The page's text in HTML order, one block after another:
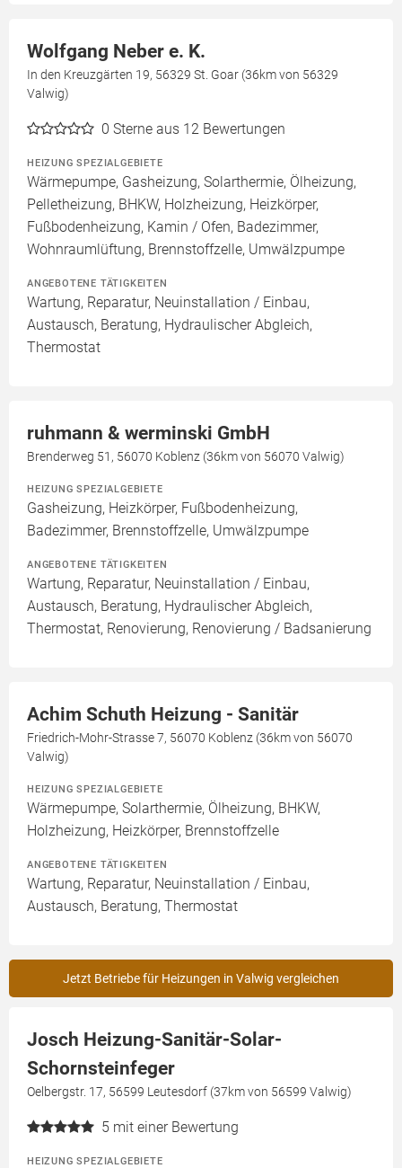
Wolfgang Neber e. K.
In den Kreuzgärten 19, 56329 St. Goar (36km von 56329
Valwig)
0 Sterne aus 12 Bewertungen
HEIZUNG SPEZIALGEBIETE
Wärmepumpe, Gasheizung, Solarthermie, Ölheizung,
Pelletheizung, BHKW, Holzheizung, Heizkörper,
Fußbodenheizung, Kamin / Ofen, Badezimmer,
Wohnraumlüftung, Brennstoffzelle, Umwälzpumpe
ANGEBOTENE TÄTIGKEITEN
Wartung, Reparatur, Neuinstallation / Einbau,
Austausch, Beratung, Hydraulischer Abgleich,
Thermostat
ruhmann & werminski GmbH
Brenderweg 51, 56070 Koblenz (36km von 56070 Valwig)
HEIZUNG SPEZIALGEBIETE
Gasheizung, Heizkörper, Fußbodenheizung,
Badezimmer, Brennstoffzelle, Umwälzpumpe
ANGEBOTENE TÄTIGKEITEN
Wartung, Reparatur, Neuinstallation / Einbau,
Austausch, Beratung, Hydraulischer Abgleich,
Thermostat, Renovierung, Renovierung / Badsanierung
Achim Schuth Heizung - Sanitär
Friedrich-Mohr-Strasse 7, 56070 Koblenz (36km von 56070
Valwig)
HEIZUNG SPEZIALGEBIETE
Wärmepumpe, Solarthermie, Ölheizung, BHKW,
Holzheizung, Heizkörper, Brennstoffzelle
ANGEBOTENE TÄTIGKEITEN
Wartung, Reparatur, Neuinstallation / Einbau,
Austausch, Beratung, Thermostat
Jetzt Betriebe für Heizungen in Valwig vergleichen
Josch Heizung-Sanitär-Solar-
Schornsteinfeger
Oelbergstr. 17, 56599 Leutesdorf (37km von 56599 Valwig)
5 mit einer Bewertung
HEIZUNG SPEZIALGEBIETE